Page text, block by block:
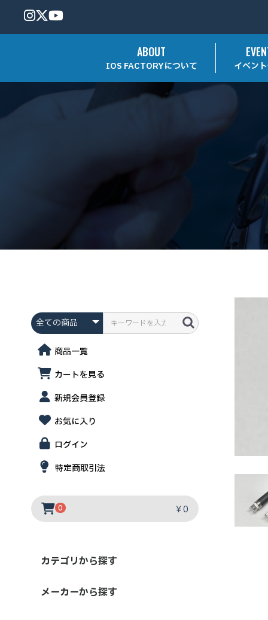
ABOUT
IOS FACTORYについて イベン
商品一覧
カートを見る
新規会員登録
お気に入り
ログイン
特定商取引法
0 ￥0
カテゴリから探す
ラインローラー
ドラグシステム
ハンドル・ハンドルノブ
オイル・グリス類
コート剤
リール部品類
ベアリング
その他
メーカーから探す